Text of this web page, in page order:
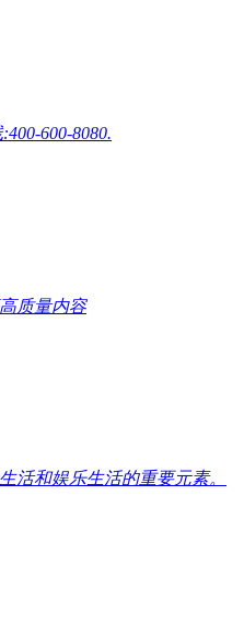
600-8080.
质量内容
活和娱乐生活的重要元素。